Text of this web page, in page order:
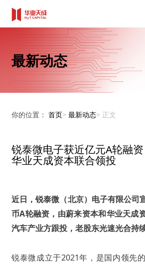
最新动态
你的位置： 首页> 最新动态> 正文
锐泰微电子获近亿元A轮融
华业天成资本联合领投
近日，锐泰微（北京）电子有限公司
币A轮融资，由蔚来资本和华业天成
汽车产业方跟投，老股东光速光合持
锐泰微成立于2021年，是国内领先